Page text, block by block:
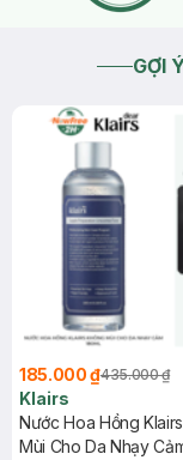
GỢI
185.000 ₫435.000 ₫
Klairs
Nước Hoa Hồng
Mùi Cho Da Nhạy